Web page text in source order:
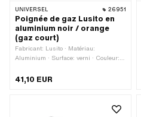
UNIVERSEL 26951
Poignée de gaz Lusito en
aluminium noir / orange
(gaz court)
Fabricant: Lusito · Matériau:
Aluminium · Surface: verni · Couleur:
41,10 EUR